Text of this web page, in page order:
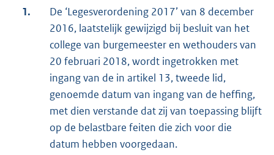
1.
De ‘Legesverordening 2017’ van 8 december
2016, laatstelijk gewijzigd bij besluit van het
college van burgemeester en wethouders van
20 februari 2018, wordt ingetrokken met
ingang van de in artikel 13, tweede lid,
genoemde datum van ingang van de heffing,
met dien verstande dat zij van toepassing blijft
op de belastbare feiten die zich voor die
datum hebben voorgedaan.